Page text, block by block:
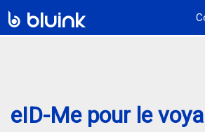
eID-Me pour le